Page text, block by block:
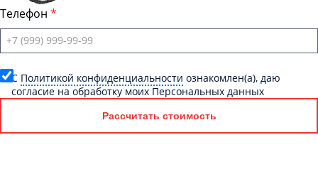
Телефон
C Политикой конфиденциальности ознакомлен(а), даю
согласие на обработку моих Персональных данных
Рассчитать стоимость